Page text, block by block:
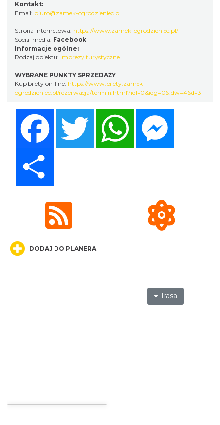
Podzamcze
Podzamcze
2026-09-06
0.00 km
Międzynarodowy Turniej Rycerski w
Podzamcze
0.05 km
Kontakt:
Email: biuro@zamek-ogrodzieniec.pl
Strona internetowa: https://www.zamek-ogrodzieniec.pl/
Social media: Facebook
Informacje ogólne:
Rodzaj obiektu: Imprezy turystyczne
WYBRANE PUNKTY SPRZEDAŻY
Kup bilety on-line: https://www.bilety.zamek-
ogrodzieniec.pl/rezerwacja/termin.html?idl=0&idg=0&idw=4&d=3
Twitter WhatsApp
DODAJ DO PLANERA
Trasa